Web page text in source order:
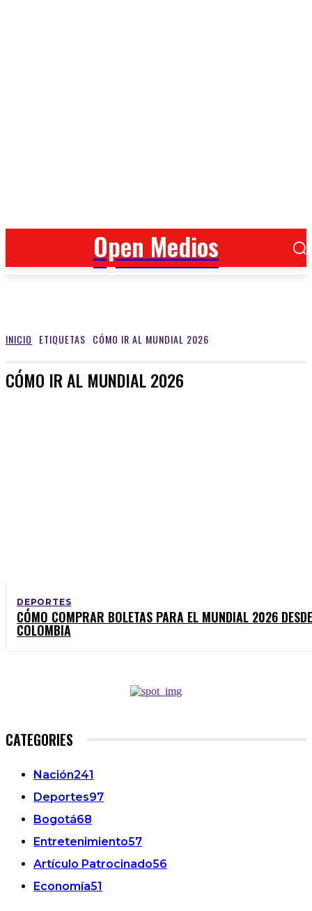
Open Medios
Open Medios
INICIO ETIQUETAS CÓMO IR AL MUNDIAL 2026
CÓMO IR AL MUNDIAL 2026
DEPORTES
CÓMO COMPRAR BOLETAS PARA EL MUNDIAL 2026 DESDE
COLOMBIA
CATEGORIES
Nación241
Deportes97
Bogotá68
Entretenimiento57
Artículo Patrocinado56
Economía51